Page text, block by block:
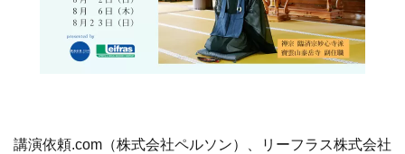
講演依頼.com（株式会社ペルソン）、リーフラス株式会社